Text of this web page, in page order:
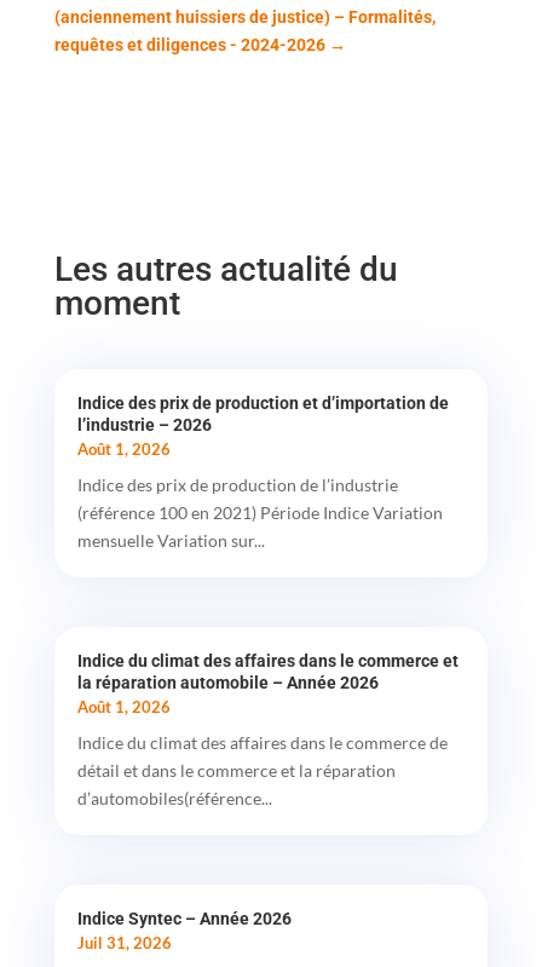
(anciennement huissiers de justice) – Formalités,
requêtes et diligences - 2024-2026→
Les autres actualité du
moment
Indice des prix de production et d’importation de
l’industrie – 2026
Août 1, 2026
Indice des prix de production de l’industrie
(référence 100 en 2021) Période Indice Variation
mensuelle Variation sur...
Indice du climat des affaires dans le commerce et
la réparation automobile – Année 2026
Août 1, 2026
Indice du climat des affaires dans le commerce de
détail et dans le commerce et la réparation
d’automobiles(référence...
Indice Syntec – Année 2026
Juil 31, 2026